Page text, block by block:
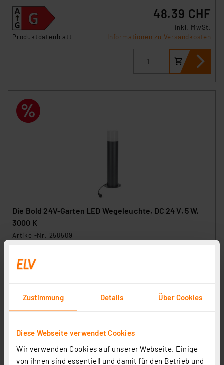
Zustimmung Details Über Cookies
Diese Webseite verwendet Cookies
Wir verwenden Cookies auf unserer Webseite. Einige
von ihnen sind essentiell und damit für den Betrieb und
Produktdatenblatt
48.39 CHF
inkl. MwSt.
Informationen zu Versandkosten
Die Bold 24V-Garten LED Wegeleuchte, DC 24 V, 5 W,
3000 K
Artikel-Nr. 258509